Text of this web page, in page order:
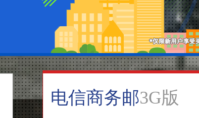
电信商务邮3G版